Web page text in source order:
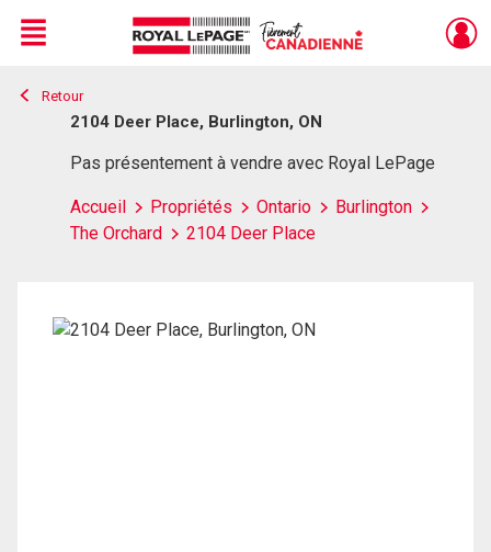
Live
En Direct
Menu
Retour
2104 Deer Place, Burlington, ON
Pas présentement à vendre avec Royal LePage
Accueil Propriétés Ontario
Burlington
The Orchard
2104 Deer Place